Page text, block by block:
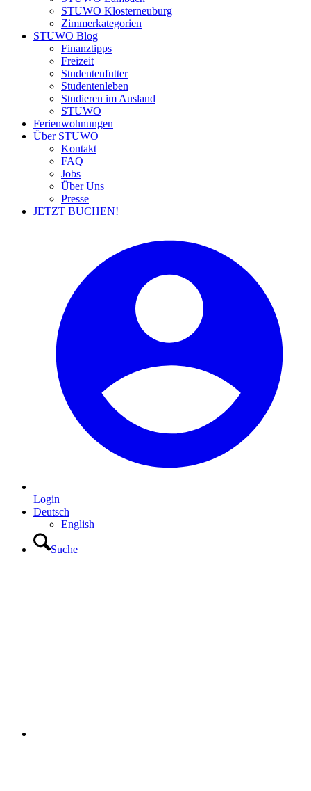
STUWO Klosterneuburg
Zimmerkategorien
STUWO Blog
Finanztipps
Freizeit
Studentenfutter
Studentenleben
Studieren im Ausland
STUWO
Ferienwohnungen
Über STUWO
Kontakt
FAQ
Jobs
Über Uns
Presse
JETZT BUCHEN!
Login
Deutsch
English
Suche